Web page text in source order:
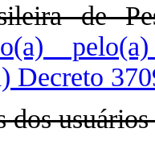
de
Decreto
dos